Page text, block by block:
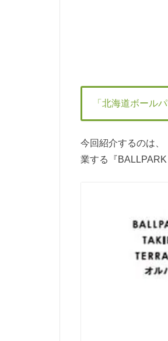
「北海道ボール
今回紹介するのは、
業する『